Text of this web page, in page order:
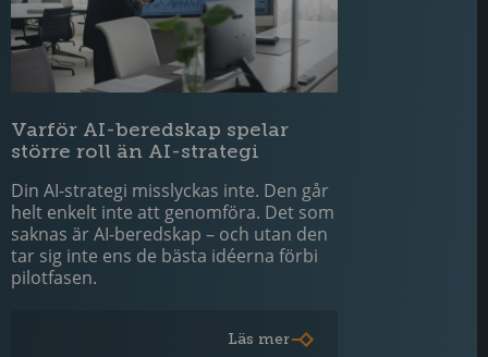
Varför AI-beredskap spelar
större roll än AI-strategi
Din AI-strategi misslyckas inte. Den går
helt enkelt inte att genomföra. Det som
saknas är AI-beredskap – och utan den
tar sig inte ens de bästa idéerna förbi
pilotfasen.
Läs mer